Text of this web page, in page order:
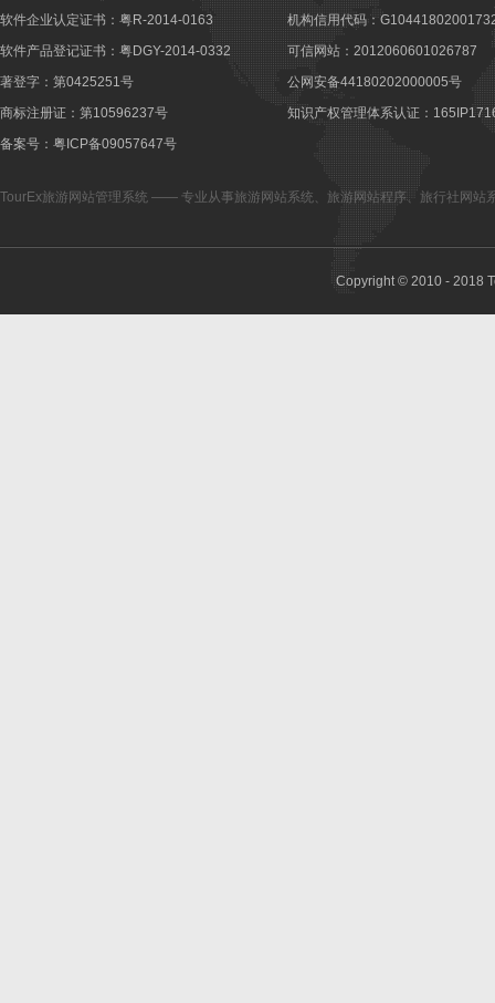
软件企业认定证书：粤R-2014-0163
软件产品登记证书：粤DGY-2014-0332
著登字：第0425251号
商标注册证：第10596237号
备案号：粤ICP备09057647号
机构信用代码：
可信网站：2012060601026787
公网安备44180202000005号
知识产权管理体系认证：
TourEx旅游网站管理系统 —— 专业从事旅游网站系统 旅游网站程序、 旅行社网站
Copyright © 2010 - 2018